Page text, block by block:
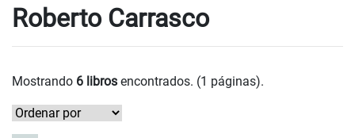
Roberto Carrasco
Mostrando 6 libros encontrados. (1 páginas).